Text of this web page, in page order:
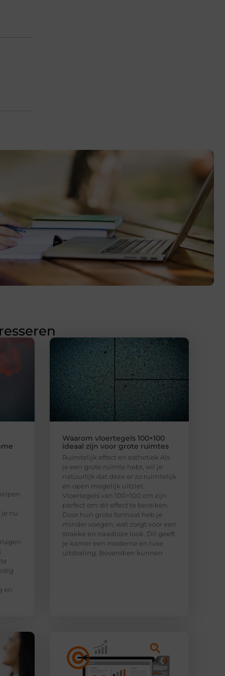
nu
en
Waarom vloertegels 100×100
ideaal zijn voor grote ruimtes
Ruimtelijk effect en esthetiek Als
je een grote ruimte hebt, wil je
natuurlijk dat deze er zo ruimtelijk
en open mogelijk uitziet.
Vloertegels van 100×100 cm zijn
perfect om dit effect te bereiken.
Door hun grote formaat heb je
minder voegen, wat zorgt voor een
strakke en naadloze look. Dit geeft
je kamer een moderne en luxe
uitstraling. Bovendien kunnen